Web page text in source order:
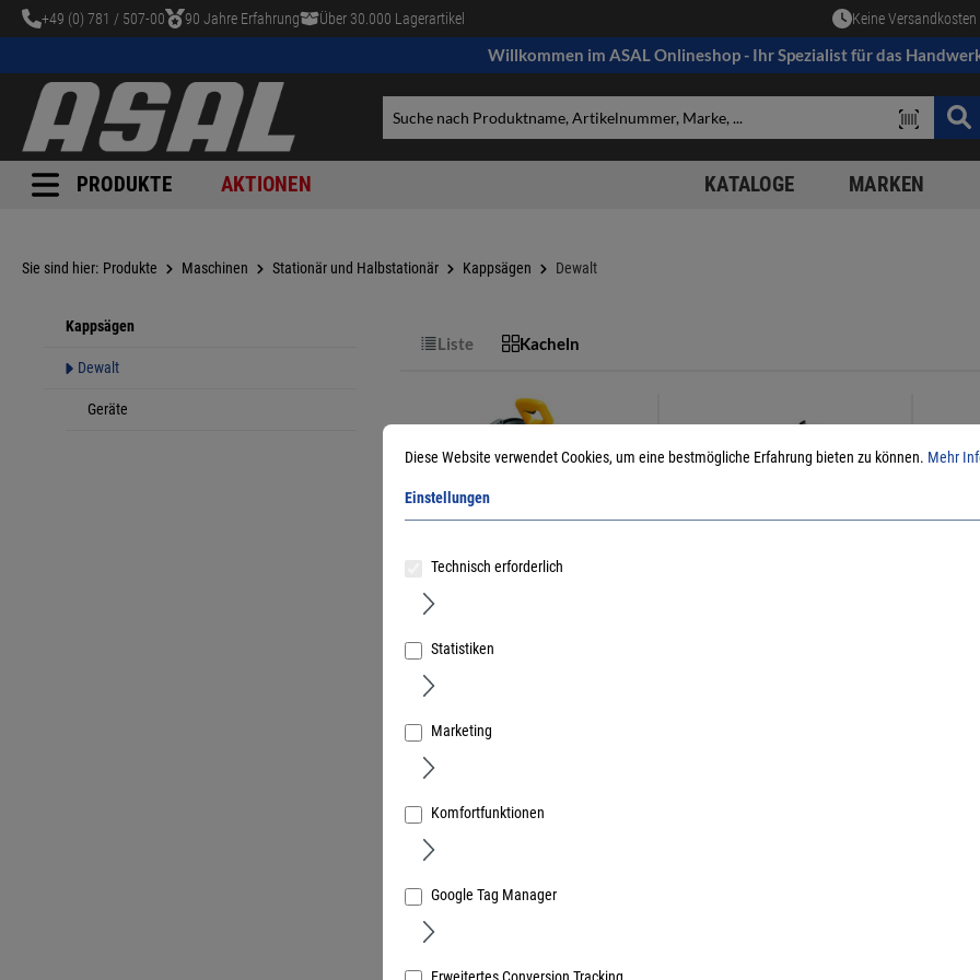
springen
+49 (0) 781 / 507-00 90 Jahre Erfahrung Über 30.000 Lagerartikel Keine
Willkommen im ASAL Onlineshop - Ihr Spezialist für das
PRODUKTE AKTIONEN KATALOGE MARKEN
Sie sind hier: Produkte Maschinen Stationär und Halbstationär Kappsägen Dewalt
Kappsägen
Dewalt
Geräte
Liste Kacheln
Dewalt Paneelsäge DWS780 Set
mit Untergestell DE7023
Art.Nr.:374348938
Diese Website verwendet Cookies, um eine bestmögliche Erfahrung bieten zu können. Mehr
Einstellungen
Technisch erforderlich
Statistiken
Marketing
Komfortfunktionen
Google Tag Manager
Erweitertes Conversion Tracking